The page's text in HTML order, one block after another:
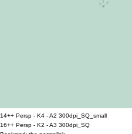
14++ Persp - K4 - A2 300dpi_SQ_small
16++ Persp - K2 - A3 300dpi_SQ